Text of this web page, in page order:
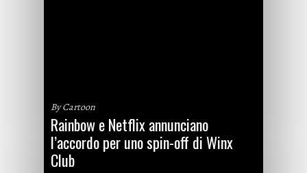
By Cartoon
Rainbow e Netflix annunciano
l’accordo per uno spin-off di Winx
Club